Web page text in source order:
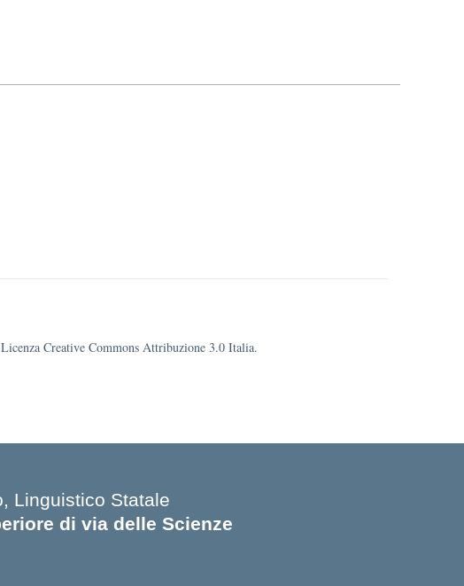
Creative Commons Attribuzione 3.0 Italia.
Linguistico Statale
di via delle Scienze